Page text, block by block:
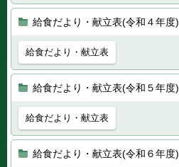
給食だより・献立表(令和４年度)
給食だより・献立表
給食だより・献立表(令和５年度)
給食だより・献立表
給食だより・献立表(令和６年度)